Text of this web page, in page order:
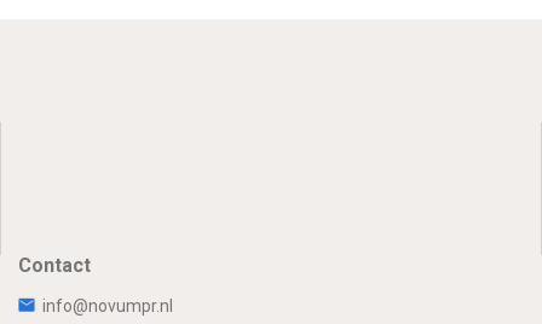
Contact
info@novumpr.nl